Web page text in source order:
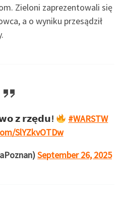
Zieloni zaprezentowali się
a o wyniku przesądził
𝘇 𝗿𝘇𝗲̨𝗱𝘂!
#WARSTW
SlYZkvOTDw
September 26, 2025